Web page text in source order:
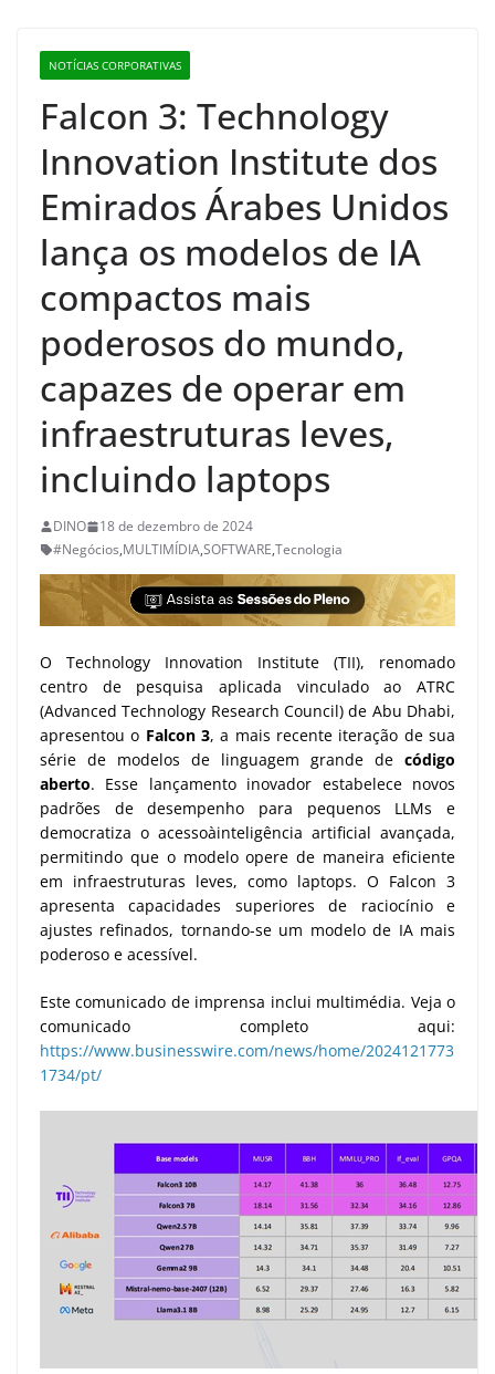
NOTÍCIAS CORPORATIVAS
Falcon 3: Technology
Innovation Institute dos
Emirados Árabes Unidos
lança os modelos de IA
compactos mais
poderosos do mundo,
capazes de operar em
infraestruturas leves,
incluindo laptops
DINO
18 de dezembro de 2024
#Negócios,MULTIMÍDIA,SOFTWARE,Tecnologia
O Technology Innovation Institute (TII), renomado
centro de pesquisa aplicada vinculado ao ATRC
(Advanced Technology Research Council) de Abu Dhabi,
apresentou o Falcon 3, a mais recente iteração de sua
série de modelos de linguagem grande de código
aberto. Esse lançamento inovador estabelece novos
padrões de desempenho para pequenos LLMs e
democratiza o acessoàinteligência artificial avançada,
permitindo que o modelo opere de maneira eficiente
em infraestruturas leves, como laptops. O Falcon 3
apresenta capacidades superiores de raciocínio e
ajustes refinados, tornando-se um modelo de IA mais
poderoso e acessível.
Este comunicado de imprensa inclui multimédia. Veja o
comunicado completo aqui:
https://www.businesswire.com/news/home/2024121773
1734/pt/